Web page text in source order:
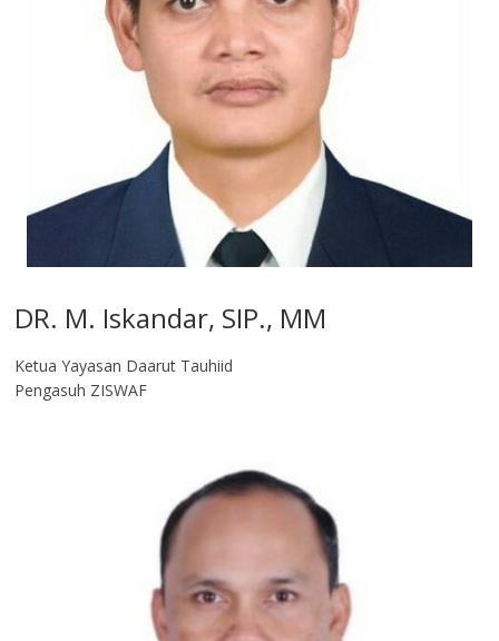
DR. M. Iskandar, SIP., MM
Ketua Yayasan Daarut Tauhiid
Pengasuh ZISWAF